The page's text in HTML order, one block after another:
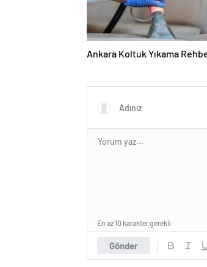
Ankara Koltuk Yıkama
Gönder
En az 10 karakter gerekli